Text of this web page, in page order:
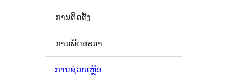
ການຕິດຕັ້ງ
ການພັດທະນາ
ການຊ່ວຍເຫຼືອ